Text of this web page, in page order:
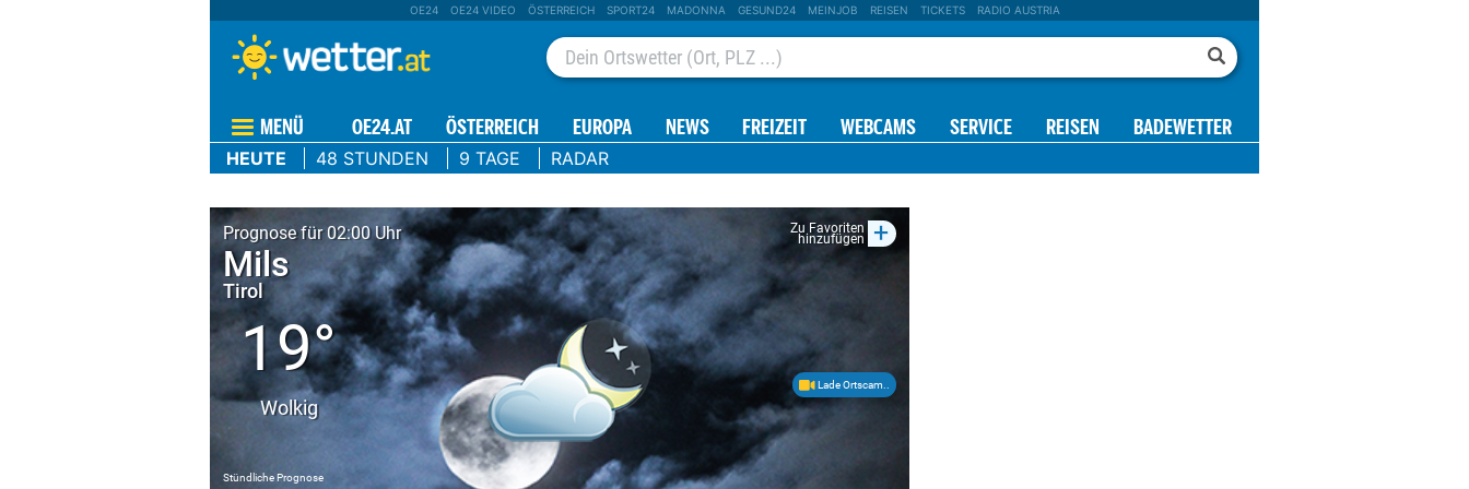
OE24 OE24 VIDEO ÖSTERREICH SPORT24 MADONNA GESUND24 MEINJOB REISEN TICKETS RADIO AUSTRIA
MENÜ OE24.AT ÖSTERREICH EUROPA NEWS FREIZEIT WEBCAMS SERVICE REISEN BADEWETTER
HEUTE 48 STUNDEN 9 TAGE RADAR
Prognose für 02:00 Uhr Zu Favoriten
hinzufügen +
Mils
Tirol
19°
Wolkig
Lade Ortscam..
Stündliche Prognose